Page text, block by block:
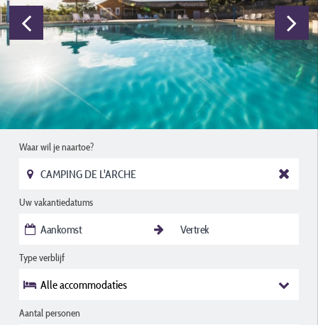
Waar wil je naartoe?
Uw vakantiedatums
Type verblijf
Alle accommodaties
Aantal personen